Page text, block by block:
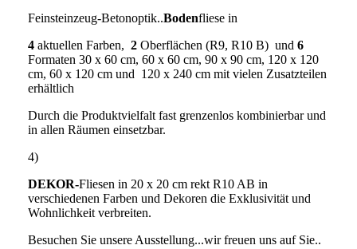
Feinsteinzeug-Betonoptik..Bodenfliese in
4 aktuellen Farben, 2 Oberflächen (R9, R10 B) und 6
Formaten 30 x 60 cm, 60 x 60 cm, 90 x 90 cm, 120 x 120
cm, 60 x 120 cm und 120 x 240 cm mit vielen Zusatzteilen
erhältlich
Durch die Produktvielfalt fast grenzenlos kombinierbar und
in allen Räumen einsetzbar.
4)
DEKOR-Fliesen in 20 x 20 cm rekt R10 AB in
verschiedenen Farben und Dekoren die Exklusivität und
Wohnlichkeit verbreiten.
Besuchen Sie unsere Ausstellung...wir freuen uns auf Sie..